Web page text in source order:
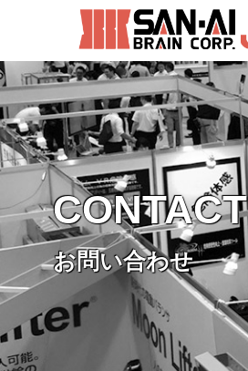
CONTACT
お問い合わせ